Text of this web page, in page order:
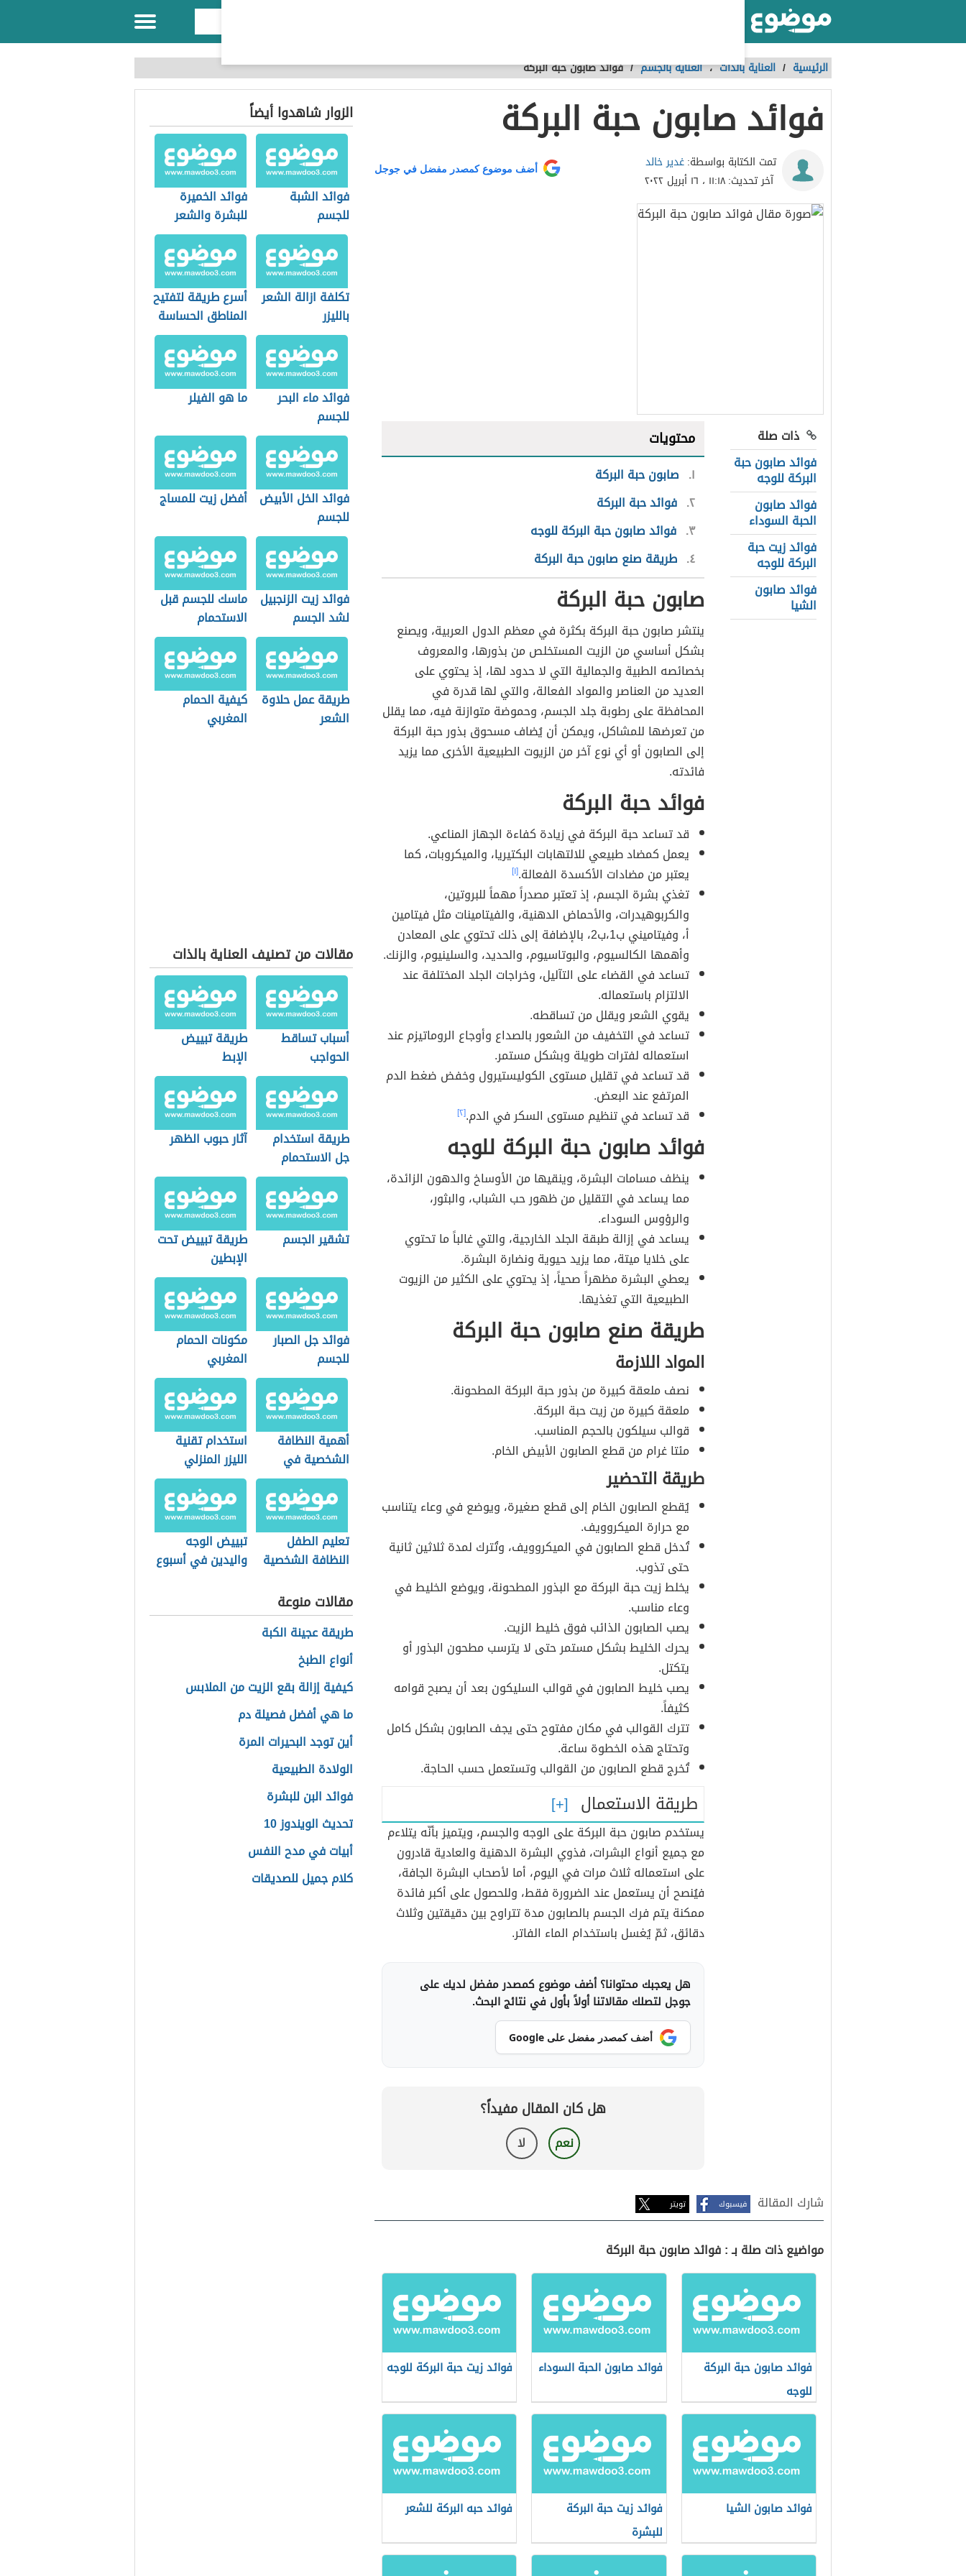
الرئيسية / العناية بالذات،العناية بالجسم /فوائد صابون حبة البركة
فوائد صابون حبة البركة
تمت الكتابة بواسطة:غدير خالد
آخر تحديث:١١:١٨ ، ١٦ أبريل ٢٠٢٢
أضف موضوع كمصدر مفضل في جوجل
ذات صلة
فوائد صابون حبة
البركة للوجه
فوائد صابون
الحبة السوداء
فوائد زيت حبة
البركة للوجه
فوائد صابون
الشيا
محتويات
١ صابون حبة البركة
٢ فوائد حبة البركة
٣ فوائد صابون حبة البركة للوجه
٤ طريقة صنع صابون حبة البركة
صابون حبة البركة
ينتشر صابون حبة البركة بكثرة في معظم الدول العربية، ويصنع
بشكل أساسي من الزيت المستخلص من بذورها، والمعروف
بخصائصه الطبية والجمالية التي لا حدود لها، إذ يحتوي على
العديد من العناصر والمواد الفعالة، والتي لها قدرة في
المحافظة على رطوبة جلد الجسم، وحموضة متوازنة فيه، مما يقلل
من تعرضها للمشاكل، ويمكن أن يُضاف مسحوق بذور حبة البركة
إلى الصابون أو أي نوع آخر من الزيوت الطبيعية الأخرى مما يزيد
فائدته.
فوائد حبة البركة
قد تساعد حبة البركة في زيادة كفاءة الجهاز المناعي.
يعمل كمضاد طبيعي للالتهابات البكتيريا، والميكروبات، كما
يعتبر من مضادات الأكسدة الفعالة.[١]
تغذي بشرة الجسم، إذ تعتبر مصدراً مهماً للبروتين،
والكربوهيدرات، والأحماض الدهنية، والفيتامينات مثل فيتامين
أ، وفيتاميني ب1،ب2، بالإضافة إلى ذلك تحتوي على المعادن
وأهمها الكالسيوم، والبوتاسيوم، والحديد، والسلينيوم، والزنك.
تساعد في القضاء على التآليل، وخراجات الجلد المختلفة عند
الالتزام باستعماله.
يقوي الشعر ويقلل من تساقطه.
تساعد في التخفيف من الشعور بالصداع وأوجاع الروماتيزم عند
استعماله لفترات طويلة وبشكل مستمر.
قد تساعد في تقليل مستوى الكوليستيرول وخفض ضغط الدم
المرتفع عند البعض.
قد تساعد في تنظيم مستوى السكر في الدم.[٢]
فوائد صابون حبة البركة للوجه
ينظف مسامات البشرة، وينقيها من الأوساخ والدهون الزائدة،
مما يساعد في التقليل من ظهور حب الشباب، والبثور،
والرؤوس السوداء.
يساعد في إزالة طبقة الجلد الخارجية، والتي غالباً ما تحتوي
على خلايا ميتة، مما يزيد حيوية ونضارة البشرة.
يعطي البشرة مظهراً صحياً، إذ يحتوي على الكثير من الزيوت
الطبيعية التي تغذيها.
طريقة صنع صابون حبة البركة
المواد اللازمة
نصف ملعقة كبيرة من بذور حبة البركة المطحونة.
ملعقة كبيرة من زيت حبة البركة.
قوالب سيلكون بالحجم المناسب.
مئتا غرام من قطع الصابون الأبيض الخام.
طريقة التحضير
يُقطع الصابون الخام إلى قطع صغيرة، ويوضع في وعاء يتناسب
مع حرارة الميكروويف.
تُدخل قطع الصابون في الميكروويف، وتُترك لمدة ثلاثين ثانية
حتى تذوب.
يخلط زيت حبة البركة مع البذور المطحونة، ويوضع الخليط في
وعاء مناسب.
يصب الصابون الذائب فوق خليط الزيت.
يحرك الخليط بشكل مستمر حتى لا يترسب مطحون البذور أو
يتكتل.
يصب خليط الصابون في قوالب السليكون بعد أن يصبح قوامه
كثيفاً.
تترك القوالب في مكان مفتوح حتى يجف الصابون بشكل كامل
وتحتاج هذه الخطوة ساعة.
تُخرج قطع الصابون من القوالب وتستعمل حسب الحاجة.
طريقة الاستعمال
يستخدم صابون حبة البركة على الوجه والجسم، ويتميز بأنّه يتلاءم
مع جميع أنواع البشرات، فذوي البشرة الدهنية والعادية قادرون
على استعماله ثلاث مرات في اليوم، أما لأصحاب البشرة الجافة،
فيُنصح أن يستعمل عند الضرورة فقط، وللحصول على أكبر فائدة
ممكنة يتم فرك الجسم بالصابون مدة تتراوح بين دقيقتين وثلاث
دقائق، ثمّ يُغسل باستخدام الماء الفاتر.
هل يعجبك محتوانا؟ أضف موضوع كمصدر مفضل لديك على
جوجل لتصلك مقالاتنا أولاً بأول في نتائج البحث.
أضف كمصدر مفضل على Google
هل كان المقال مفيداً؟
نعم لا
شارك المقالة فيسبوك تويتر
مواضيع ذات صلة بـ : فوائد صابون حبة البركة
فوائد صابون حبة البركة
للوجه
فوائد صابون الحبة السوداء فوائد زيت حبة البركة للوجه
فوائد صابون الشيا
فوائد زيت حبة البركة
للبشرة
فوائد حبه البركة للشعر
الزوار شاهدوا أيضاً
فوائد الشبة
للجسم
فوائد الخميرة
للبشرة والشعر
تكلفة ازالة الشعر
بالليزر
أسرع طريقة لتفتيح
المناطق الحساسة
فوائد ماء البحر
للجسم
ما هو الفيلر
فوائد الخل الأبيض
للجسم
أفضل زيت للمساج
فوائد زيت الزنجبيل
لشد الجسم
ماسك للجسم قبل
الاستحمام
طريقة عمل حلاوة
الشعر
كيفية الحمام
المغربي
مقالات من تصنيف العناية بالذات
أسباب تساقط
الحواجب
طريقة تبييض
الإبط
طريقة استخدام
جل الاستحمام
آثار حبوب الظهر
تشقير الجسم
طريقة تبييض تحت
الإبطين
فوائد جل الصبار
للجسم
مكونات الحمام
المغربي
أهمية النظافة
الشخصية في
العمل
استخدام تقنية
الليزر المنزلي
تعليم الطفل
النظافة الشخصية
تبييض الوجه
واليدين في أسبوع
مقالات منوعة
طريقة عجينة الكبة
أنواع الطبخ
كيفية إزالة بقع الزيت من الملابس
ما هي أفضل فصيلة دم
أين توجد البحيرات المرة
الولادة الطبيعية
فوائد البن للبشرة
تحديث الويندوز 10
أبيات في مدح النفس
كلام جميل للصديقات